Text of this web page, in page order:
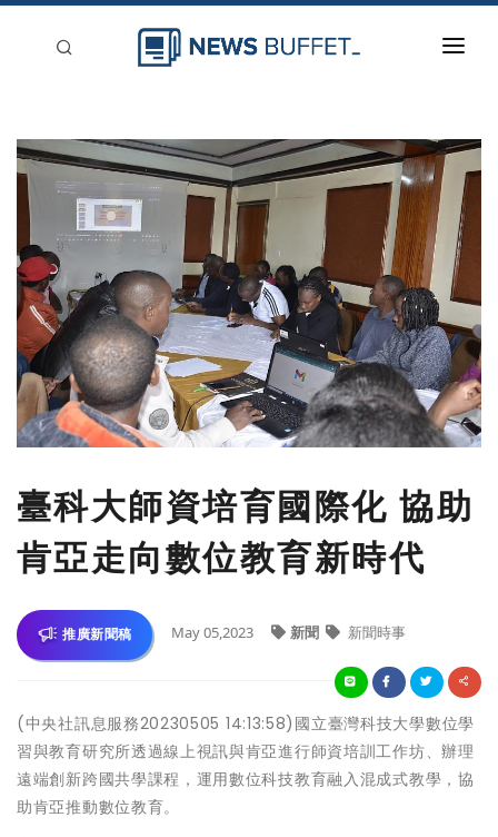
新聞稿分類
登入
刊登
臺科大師資培育國際化 協助
肯亞走向數位教育新時代
推廣新聞稿 May 05,2023 新聞 新聞時事
(中央社訊息服務20230505 14:13:58)國立臺灣科技大學數位學
習與教育研究所透過線上視訊與肯亞進行師資培訓工作坊、辦理
遠端創新跨國共學課程，運用數位科技教育融入混成式教學，協
助肯亞推動數位教育。